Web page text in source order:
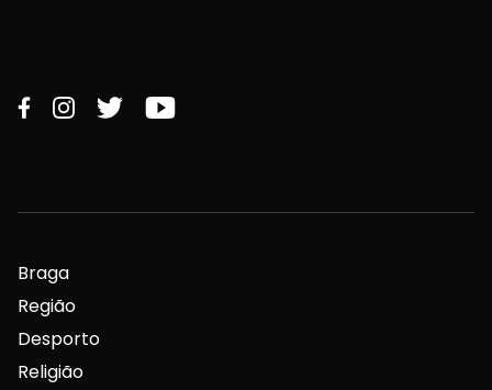
Braga
Região
Desporto
Religião